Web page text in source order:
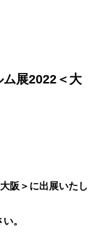
展2022＜大
阪＞に出展いたし
。